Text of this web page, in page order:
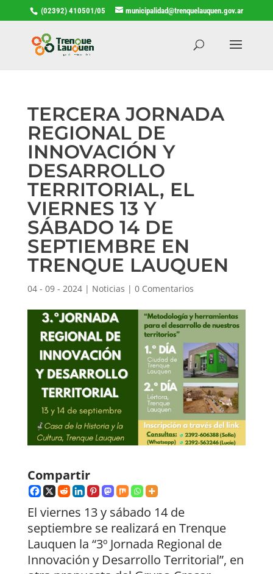
(02392) 410501/05 municipalidad@trenquelauquen.gov.ar
TERCERA JORNADA
REGIONAL DE
INNOVACIÓN Y
DESARROLLO
TERRITORIAL, EL
VIERNES 13 Y
SÁBADO 14 DE
SEPTIEMBRE EN
TRENQUE LAUQUEN
04 - 09 - 2024| Noticias | 0 Comentarios
Compartir
El viernes 13 y sábado 14 de
septiembre se realizará en Trenque
Lauquen la “3º Jornada Regional de
Innovación y Desarrollo Territorial”, en